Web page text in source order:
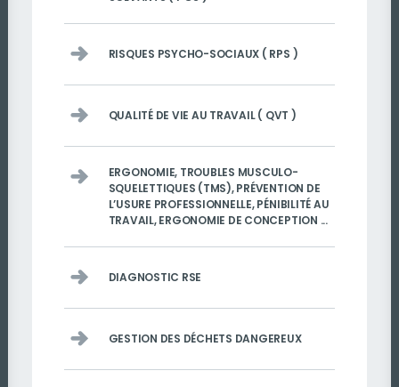
RISQUES PSYCHO-SOCIAUX ( RPS )
QUALITÉ DE VIE AU TRAVAIL ( QVT )
ERGONOMIE, TROUBLES MUSCULO-
SQUELETTIQUES (TMS), PRÉVENTION DE
L’USURE PROFESSIONNELLE, PÉNIBILITÉ AU
TRAVAIL, ERGONOMIE DE CONCEPTION ...
DIAGNOSTIC RSE
GESTION DES DÉCHETS DANGEREUX